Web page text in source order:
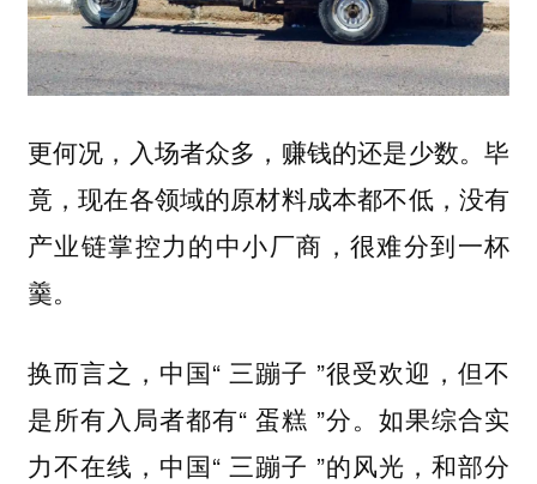
更何况，入场者众多，赚钱的还是少数。毕
竟，现在各领域的原材料成本都不低，没有
产业链掌控力的中小厂商，很难分到一杯
羹。
换而言之，中国“ 三蹦子 ”很受欢迎，但不
是所有入局者都有“ 蛋糕 ”分。如果综合实
力不在线，中国“ 三蹦子 ”的风光，和部分